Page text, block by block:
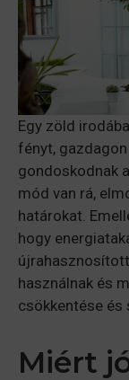
Egy zöld
fényt,
gondoskodnak
mód van rá,
határokat.
hogy
használnak és
csökkentése és
Miért